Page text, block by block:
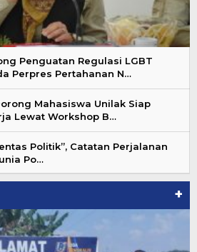
Penguatan Regulasi LGBT
Perpres Pertahanan N…
Mahasiswa Unilak Siap
Lewat Workshop B…
Politik”, Catatan Perjalanan
Po…
+